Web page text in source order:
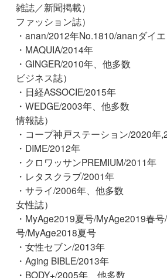
雑誌／新聞掲載）
ファッション誌）
・anan/2012年No.1810/ananダイ
・MAQUIA/2014年
・GINGER/2010年、他多数
ビジネス誌）
・日経ASSOCIE/2015年
・WEDGE/2003年、他多数
情報誌）
・コープ神戸ステーション/2020年
・DIME/2012年
・クロワッサンPREMIUM/2011年
・レタスクラブ/2001年
・サライ/2006年、他多数
女性誌）
・MyAge2019夏号/MyAge2019春
号/MyAge2018夏号
・女性セブン/2013年
・Aging BIBLE/2013年
・BODY+/2005年、他多数